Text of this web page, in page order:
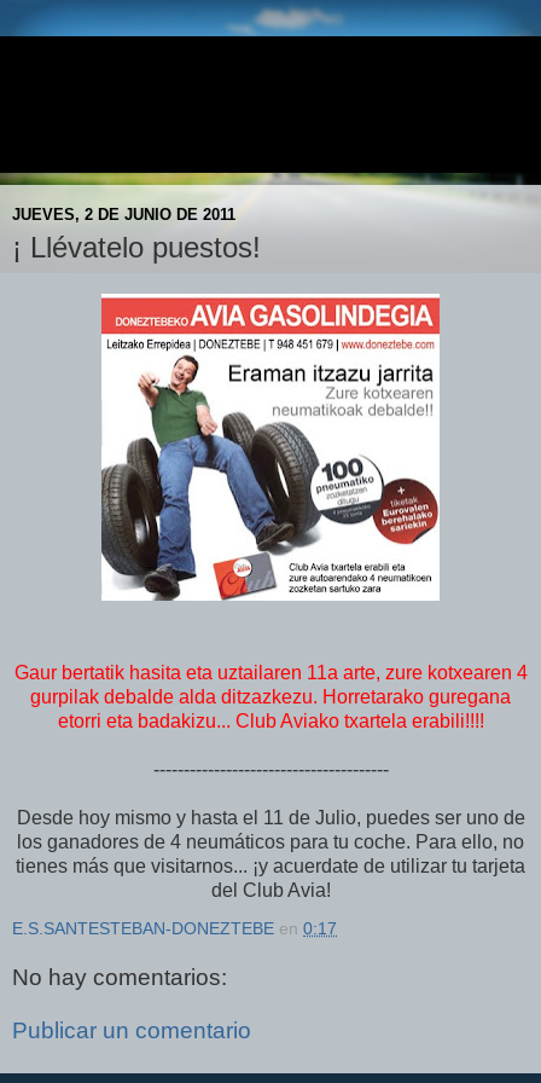
JUEVES, 2 DE JUNIO DE 2011
¡ Llévatelo puestos!
Gaur bertatik hasita eta uztailaren 11a arte, zure kotxearen 4
gurpilak debalde alda ditzazkezu. Horretarako guregana
etorri eta badakizu... Club Aviako txartela erabili!!!!
---------------------------------------
Desde hoy mismo y hasta el 11 de Julio, puedes ser uno de
los ganadores de 4 neumáticos para tu coche. Para ello, no
tienes más que visitarnos... ¡y acuerdate de utilizar tu tarjeta
del Club Avia!
E.S.SANTESTEBAN-DONEZTEBE en 0:17
No hay comentarios:
Publicar un comentario